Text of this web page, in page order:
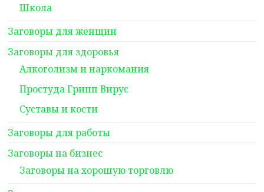
Школа
Заговоры для женщин
Заговоры для здоровья
Алкоголизм и наркомания
Простуда Грипп Вирус
Суставы и кости
Заговоры для работы
Заговоры на бизнес
Заговоры на хорошую торговлю